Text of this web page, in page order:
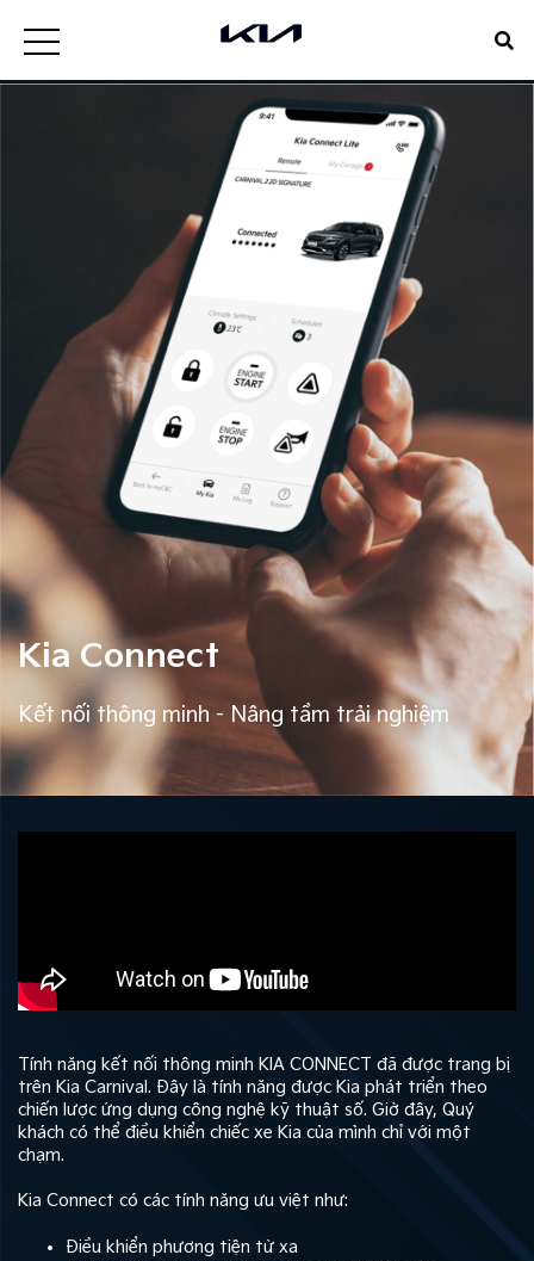
Kia Connect
Kết nối thông minh - Nâng tầm trải nghiệm
Tính năng kết nối thông minh KIA CONNECT đã được trang bị
trên Kia Carnival. Đây là tính năng được Kia phát triển theo
chiến lược ứng dụng công nghệ kỹ thuật số. Giờ đây, Quý
khách có thể điều khiển chiếc xe Kia của mình chỉ với một
chạm.
Kia Connect có các tính năng ưu việt như:
Điều khiển phương tiện từ xa